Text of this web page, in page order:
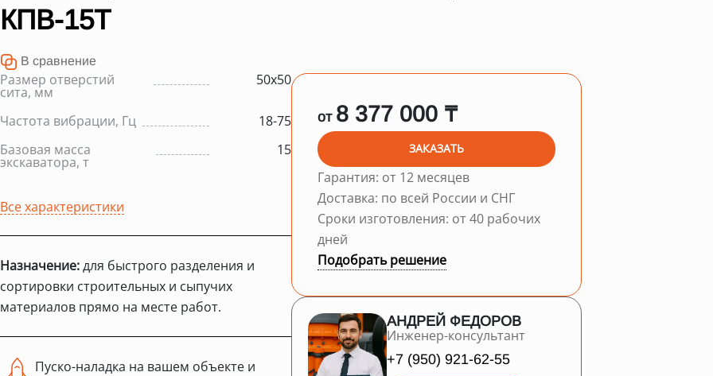
КПВ-15Т
В сравнение
Размер отверстий
сита, мм
50х50
Частота вибрации, Гц
18-75
Базовая масса
экскаватора, т
15
Все характеристики
Назначение:для быстрого разделения и
сортировки строительных и сыпучих
материалов прямо на месте работ.
Пуско-наладка на вашем объекте и
от 8 377 000 ₸
ЗАКАЗАТЬ
Гарантия: от 12 месяцев
Доставка: по всей России и СНГ
Сроки изготовления: от 40 рабочих
дней
Подобрать решение
АНДРЕЙ ФЕДОРОВ
Инженер-консультант
+7 (950) 921-62-55